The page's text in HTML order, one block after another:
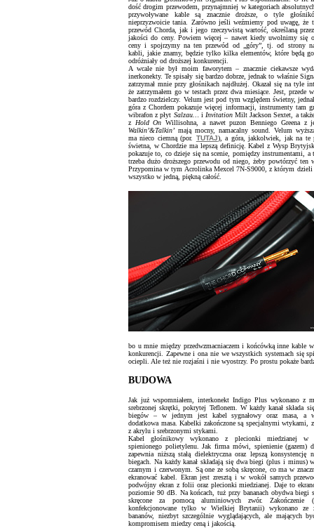
dość drogim przewodem, przynajmniej w kategoriach
przywoływane kable są znacznie droższe, o tyle
nieprzyzwoicie tania. Zarówno jeśli weźmiemy pod uwagę, że
przewód Chorda, jak i jego rzeczywistą wartość, określaną
jakości do ceny. Powiem więcej – nawet kiedy uwolnimy się
ceny i spojrzymy na ten przewód od „góry”, tj. od strony
kabli, jakie znamy, będzie tylko kilka elementów, które będą
odróżniały od droższej konkurencji.
A wcale nie był moim faworytem – znacznie ciekawsze
inerkonekty. Te spisały się bardzo dobrze, jednak to właśnie
zatrzymał mnie przy głośnikach najdłużej. Okazał się na tyle
że zatrzymałem go w testach przez dwa miesiące. Jest, przede
bardzo rozdzielczy. Velum jest pod tym względem świetny,
góra z Chordem pokazuje więcej informacji, instrumenty tam
wibrafon z płyt Salzau… i InvitationMilt Jackson Sextet, a
z
Hold On Willisohna, a nawet puzon Benniego Greena z
Walkin’&Talkin’ mają mocny, namacalny sound. Velum
ma nieco ciemną (por. TUTAJ), a góra, jakkolwiek, jak na te
świetna, w Chordzie ma lepszą definicję. Kabel z Wysp
pokazuje to, co dzieje się na scenie, pomiędzy instrumentami,
trzeba dużo droższego przewodu od niego, żeby powtórzyć
Przypomina w tym Acrolinka Mexcel 7N-S9000, z którym dzieli
wszystko w jedną, piękną całość.
bo u mnie między przedwzmacniaczem i końcówką inne kable
konkurencji. Zapewne i ona nie we wszystkich systemach się
ociepli. Ale też nie rozjaśni i nie wyostrzy. Po prostu pokaże
BUDOWA
Jak już wspomniałem, interkonekt Indigo Plus wykonano z
srebrzonej skrętki, pokrytej Teflonem. W każdy kanał składa
biegów – w jednym jest kabel sygnałowy oraz masa, a
dodatkowa masa. Kabelki zakończone są specjalnymi wtykami,
z akrylu i srebrzonymi stykami.
Kabel głośnikowy wykonano z plecionki miedzianej w
spienionego polietylenu. Jak firma mówi, spienienie (gazem)
zapewnia niższą stałą dielektryczna oraz lepszą konsystencję
biegach. Na każdy kanał składają się dwa biegi (plus i minus)
czarnym i czerwonym. Są one ze sobą skręcone, co ma w
ekranować kabel. Ekran jest zresztą i w wokół samych
podwójny ekran z folii oraz plecionki miedzianej. Daje to
poziomie 90 dB. Na końcach, tuż przy bananach obydwa biegi
skręcone za pomocą aluminiowych zwór. Zakończenie
konfekcjonowane tylko w Wielkiej Brytanii) wykonano ze
bananów, niezbyt szczególnie wyglądających, ale mających
kompromisem miedzy ceną i jakością.